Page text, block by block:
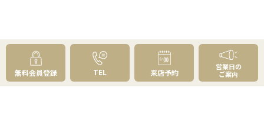
無料会員登録 TEL 来店予約
営業日の
ご案内